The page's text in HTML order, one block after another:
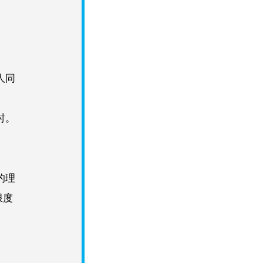
同
理
度